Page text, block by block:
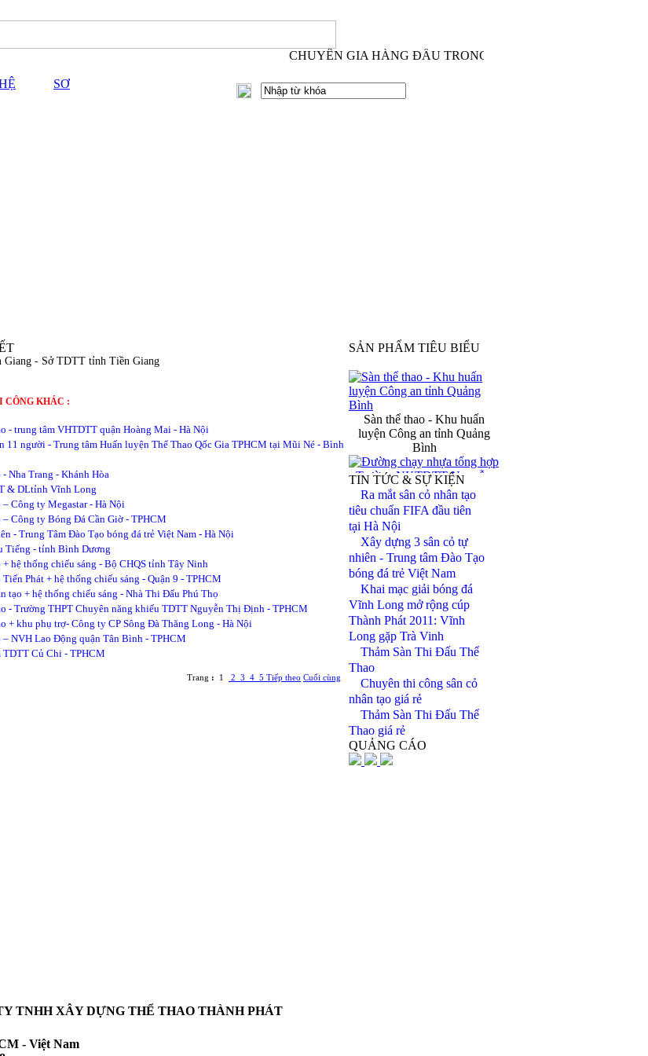
CHUYÊN GIA HÀNG ĐẦU TRONG LĨNH VỰC THI CÔNG
SƠ
Giang - Sở TDTT tỉnh Tiền Giang
KHÁC :
- trung tâm VHTDTT quận Hoàng Mai - Hà Nội
11 người - Trung tâm Huấn luyện Thể Thao Qốc Gia TPHCM tại Mũi Né - Bình
Nha Trang - Khánh Hòa
& DLtỉnh Vĩnh Long
– Công ty Megastar - Hà Nội
– Công ty Bóng Đá Cần Giờ - TPHCM
- Trung Tâm Đào Tạo bóng đá trẻ Việt Nam - Hà Nội
Tiếng - tỉnh Bình Dương
+ hệ thống chiếu sáng - Bộ CHQS tỉnh Tây Ninh
Phát + hệ thống chiếu sáng - Quận 9 - TPHCM
tạo + hệ thống chiếu sáng - Nhà Thi Đấu Phú Thọ
- Trường THPT Chuyên năng khiếu TDTT Nguyễn Thị Định - TPHCM
+ khu phụ trợ- Công ty CP Sông Đà Thăng Long - Hà Nội
– NVH Lao Động quận Tân Bình - TPHCM
TDTT Củ Chi - TPHCM
Trang : 1 2 3 4 5 Tiếp theo Cuối cùng
SẢN PHẨM TIÊU BIỂU
Sàn thể thao - Khu huấn
luyện Công an tỉnh Quảng
Bình
Đường chạy nhựa tổng hợp -
Trường NKTDTT Nguyễn
Đèn chiếu sáng sân vận động
FiFa
Hệ thống tưới pop - up SVĐ
Mỹ Đình Hà Nội
TIN TỨC & SỰ KIỆN
Ra mắt sân cỏ nhân tạo
tiêu chuẩn FIFA đầu tiên
tại Hà Nội
Xây dựng 3 sân cỏ tự
nhiên - Trung tâm Đào Tạo
bóng đá trẻ Việt Nam
Khai mạc giải bóng đá
Vĩnh Long mở rộng cúp
Thành Phát 2011: Vĩnh
Long gặp Trà Vinh
Thảm Sàn Thi Đấu Thể
Thao
Chuyên thi công sân cỏ
nhân tạo giá rẻ
Thảm Sàn Thi Đấu Thể
Thao giá rẻ
QUẢNG CÁO
TNHH XÂY DỰNG THỂ THAO THÀNH PHÁT
- Việt Nam